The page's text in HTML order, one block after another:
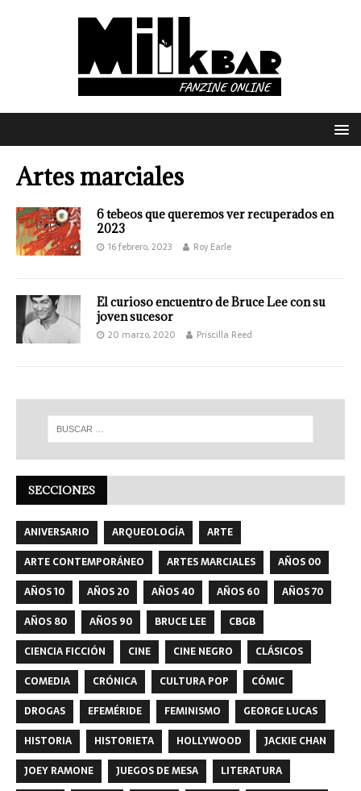
Artes marciales
6 tebeos que queremos ver recuperados en
2023
16 febrero, 2023 Roy Earle
El curioso encuentro de Bruce Lee con su
joven sucesor
20 marzo, 2020 Priscilla Reed
SECCIONES
ANIVERSARIO ARQUEOLOGÍA
ARTE
ARTE CONTEMPORÁNEO
ARTES MARCIALES
AÑOS 00
AÑOS 10
AÑOS 20 AÑOS 40 AÑOS 60
AÑOS 70
AÑOS 80
AÑOS 90 BRUCE LEE
CBGB
CIENCIA FICCIÓN
CINE CINE NEGRO
CLÁSICOS
COMEDIA
CRÓNICA CULTURA POP
CÓMIC
DROGAS
EFEMÉRIDE FEMINISMO
GEORGE LUCAS
HISTORIA
HISTORIETA HOLLYWOOD
JACKIE CHAN
JOEY RAMONE
JUEGOS DE MESA
LITERATURA